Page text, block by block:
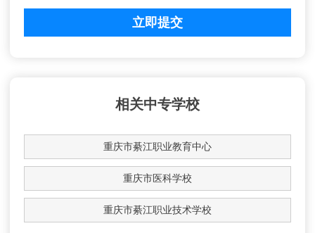
相关中专学校
重庆市綦江职业教育中心
重庆市医科学校
重庆市綦江职业技术学校